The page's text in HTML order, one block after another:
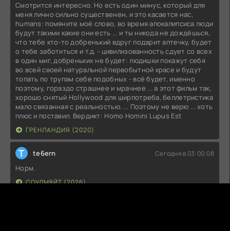
Смотрится интересно. Но есть один минус, который для
меня лично сильно существенен, и это касается нас,
humans: помяните моё слово, во время апокалипсиса люди
будут такими какие они есть ... и ты никода не дождёшься,
что тебе кто-то добренький вдруг подарит аптечку, будет
о тебе заботиться и т.д. - цивилизованность сдует со всех
в один миг, добреньких не будет: людишки покажут себя
во всей своей натуральной первобытной красе и будут
топать по трупам себе подобных - всё будет, именно
поэтому, гораздо страшнее и мрачнее ... а этот фильм так,
хорошо снятый Hollywood для ширпотреба, беллетристика
мало связанная с реальностью. ... Поэтому не верю ... хоть
плюс и поставил. Вердикт: Homo Homini Lupus Est
ГРЕНЛАНДИЯ (2020)
T te6ern Сегодня в 03:00:08
Норм.
СОУЛМ8ЙТ (2026)